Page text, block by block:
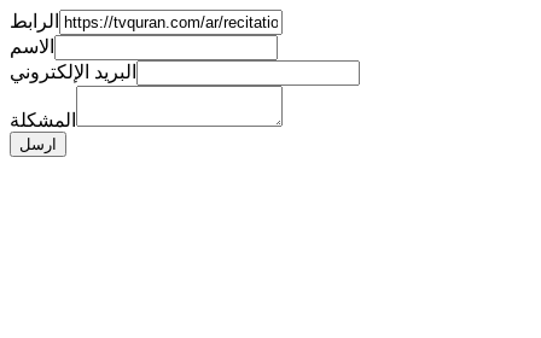
الرابط
الاسم
البريد الإلكتروني
المشكلة
ارسل